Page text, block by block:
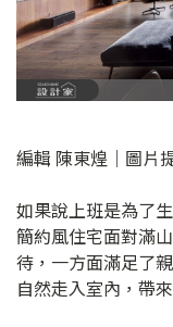
編輯 陳東煌｜圖片
如果說上班是為了
簡約風住宅面對滿
待，一方面滿足了
自然走入室內，帶